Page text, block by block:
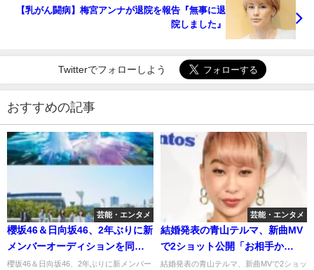
【乳がん闘病】梅宮アンナが退院を報告『無事に退
院しました』
Twitterでフォローしよう
おすすめの記事
芸能・エンタメ
櫻坂46＆日向坂46、2年ぶりに新
メンバーオーディションを同時
開催！
櫻坂46＆日向坂46、2年ぶりに新メンバー
芸能・エンタメ
結婚発表の青山テルマ、新曲MV
で2ショット公開「お相手か
な？」「もらい泣きした」と反
結婚発表の青山テルマ、新曲MVで2ショッ